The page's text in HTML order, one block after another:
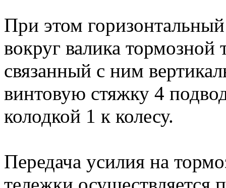
При этом
вокруг валика тормозной
связанный с ним
винтовую стяжку 4
колодкой 1 к колесу.
Передача усилия на